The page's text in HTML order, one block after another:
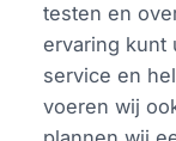
testen en
ervaring kunt
service en
voeren wij